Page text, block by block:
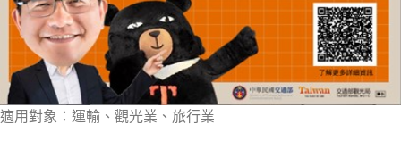
適用對象：運輸、觀光業、旅行業